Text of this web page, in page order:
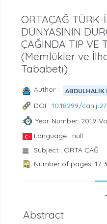
ORTAÇAĞ TÜRK-
DÜNYASININ
ÇAĞINDA TIP VE
(Memlükler ve
Tababeti)
Author : ABDULHALİK
DOI : 10.18299/
Year-Number: 2019-
Language : null
Subject : ORTA ÇAĞ
Number of pages: 17-
Abstract